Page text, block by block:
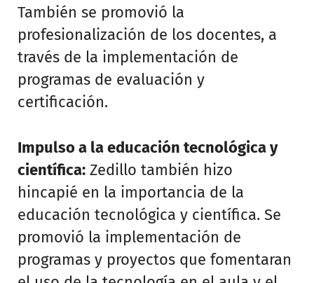
También se promovió la
profesionalización de los docentes, a
través de la implementación de
programas de evaluación y
certificación.
Impulso a la educación tecnológica y
científica: Zedillo también hizo
hincapié en la importancia de la
educación tecnológica y científica. Se
promovió la implementación de
programas y proyectos que fomentaran